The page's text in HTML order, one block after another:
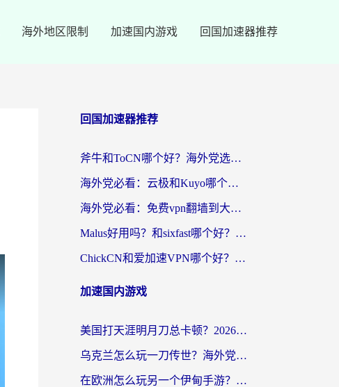
海外地区限制 加速国内游戏 回国加速器推荐
回国加速器推荐
斧牛和ToCN哪个好？海外党选回国加速器的避坑指南（附免费工具推荐）
海外党必看：云极和Kuyo哪个好？3招选对回国加速器，无缝刷国内资源
海外党必看：免费vpn翻墙到大陆？别踩坑！教你选对回国加速器无缝追剧玩游戏
Malus好用吗？和sixfast哪个好？海外华人亲测3款热门回国加速器，附排名指南
ChickCN和爱加速VPN哪个好？海外党亲测3款回国加速器，这一款才是无缝访问国内资源的最优解
加速国内游戏
美国打天涯明月刀总卡顿？2026实测有效的加速器推荐（附跨平台使用技巧）
乌克兰怎么玩一刀传世？海外党国服游戏加速终极指南（附天下-异兽山海街头篮球实测）
在欧洲怎么玩另一个伊甸手游？海外党亲测有效的国服游戏加速指南